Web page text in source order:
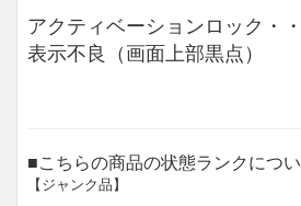
アクティベーションロック・
表示不良（画面上部黒点）
■こちらの商品の状態ランクにつ
【ジャンク品】